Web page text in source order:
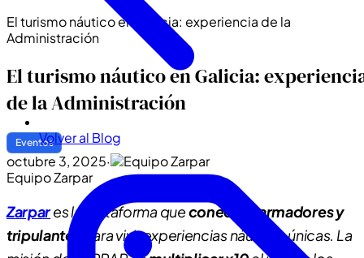
Volver al Blog
El turismo náutico en Galicia: experiencia de la
Administración
El turismo náutico en Galicia:
de la Administración
Eventos
octubre 3, 2025·
Equipo Zarpar
Zarpares la plataforma queconecta a armadores y
tripulantes
para vivir experiencias náuticas únicas. La